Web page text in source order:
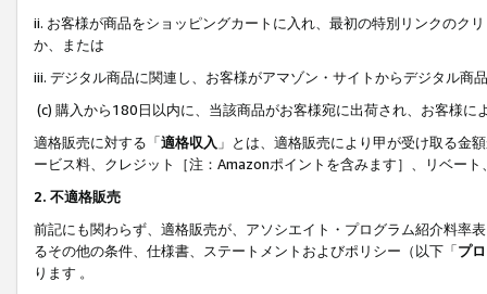
ii. お客様が商品をショッピングカートに入れ、最初の特別リンクのク
か、または
iii. デジタル商品に関連し、お客様がアマゾン・サイトからデジタル
(c) 購入から180日以内に、当該商品がお客様宛に出荷され、お客様
適格販売に対する「適格収入 」とは、適格販売により甲が受け取る金
ービス料、クレジット［注：Amazonポイントを含みます］、リベー
2. 不適格販売
前記にも関わらず、適格販売が、アソシエイト・プログラム紹介料率
るその他の条件、仕様書、ステートメントおよびポリシー（以下「プ
ります 。